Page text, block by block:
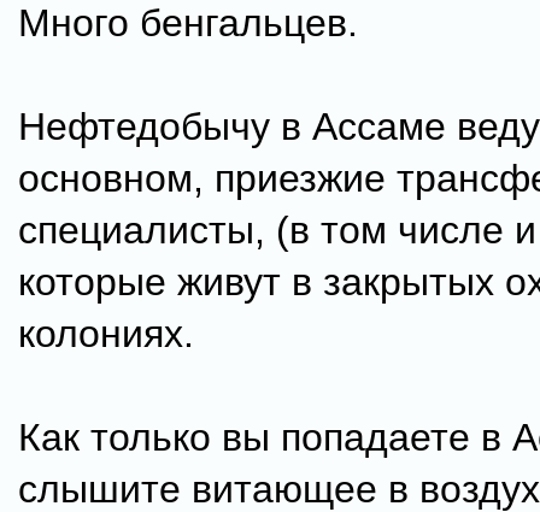
Много бенгальцев.
Нефтедобычу в Ассаме
основном, приезжие
специалисты, (в том числе
которые живут в закрытых
колониях.
Как только вы попадаете в
слышите витающее в